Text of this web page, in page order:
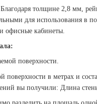
толщине 2,8 мм,
для использования в
офисные кабинеты.
поверхности.
в метрах и
вы получили: Длина